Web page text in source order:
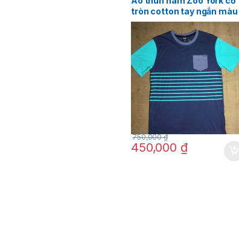
tròn cotton tay ngắn màu
xanh có sọc ngang size L
chính hãng hàng mỹ
450,000 ₫
750,000₫